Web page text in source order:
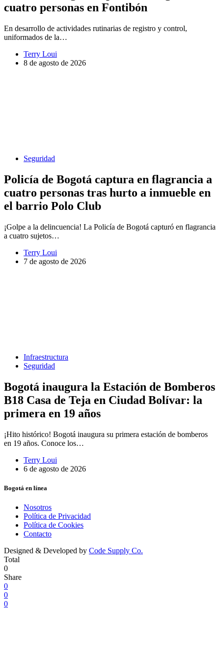
cuatro personas en Fontibón
En desarrollo de actividades rutinarias de registro y control,
uniformados de la…
Terry Loui
8 de agosto de 2026
Seguridad
Policía de Bogotá captura en flagrancia a
cuatro personas tras hurto a inmueble en
el barrio Polo Club
¡Golpe a la delincuencia! La Policía de Bogotá capturó en flagrancia
a cuatro sujetos…
Terry Loui
7 de agosto de 2026
Infraestructura
Seguridad
Bogotá inaugura la Estación de Bomberos
B18 Casa de Teja en Ciudad Bolívar: la
primera en 19 años
¡Hito histórico! Bogotá inaugura su primera estación de bomberos
en 19 años. Conoce los…
Terry Loui
6 de agosto de 2026
Bogotá en línea
Nosotros
Política de Privacidad
Política de Cookies
Contacto
Designed & Developed by Code Supply Co.
Total
0
Share
0
0
0